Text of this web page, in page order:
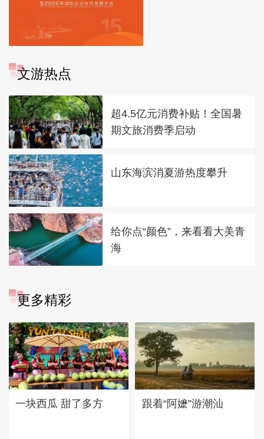
文游热点
超4.5亿元消费补贴！全国暑
期文旅消费季启动
山东海滨消夏游热度攀升
给你点“颜色”，来看看大美青
海
更多精彩
一块西瓜 甜了多方 跟着“阿嬷”游潮汕